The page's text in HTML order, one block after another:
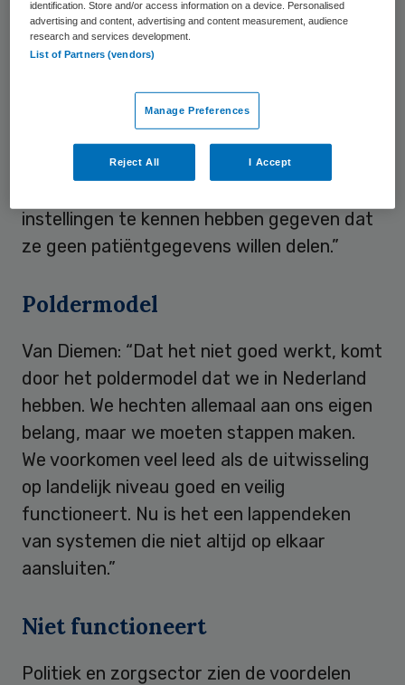
Van Diemen ergert zich aan het langzame
tempo waarmee een goede
ongeveer vier miljoen mensen is die
datauitwisseling niet op orde. Van Diemen:
“Het stokt. Deels omdat mensen geen
instellingen te kennen hebben gegeven dat
ze geen patiëntgegevens willen delen.”
Poldermodel
Van Diemen: “Dat het niet goed werkt, komt
door het poldermodel dat we in Nederland
hebben. We hechten allemaal aan ons eigen
belang, maar we moeten stappen maken.
We voorkomen veel leed als de uitwisseling
op landelijk niveau goed en veilig
functioneert. Nu is het een lappendeken
van systemen die niet altijd op elkaar
aansluiten.”
Niet functioneert
Politiek en zorgsector zien de voordelen
identification. Store and/or access information on a device. Personalised
advertising and content, advertising and content measurement, audience
research and services development.
List of Partners (vendors)
Manage Preferences
Reject All I Accept